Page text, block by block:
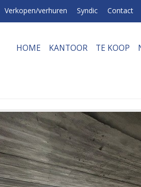
Verkopen/verhuren Syndic Contact
HOME KANTOOR TE KOOP